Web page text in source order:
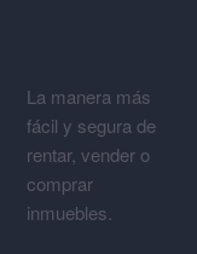
La manera más
fácil y segura de
rentar, vender o
comprar
inmuebles.